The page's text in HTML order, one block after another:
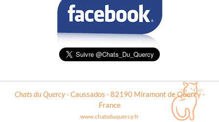
Chats du Quercy- Caussados - 82190 Miramont de Quercy -
France
www.chatsduquercy.fr